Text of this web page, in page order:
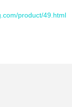
product/49.html